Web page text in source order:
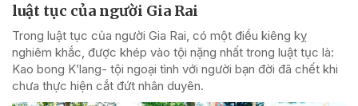
luật tục của người Gia Rai
Trong luật tục của người Gia Rai, có một điều kiêng kỵ
nghiêm khắc, được khép vào tội nặng nhất trong luật tục là:
Kao bong K’lang- tội ngoại tình với người bạn đời đã chết khi
chưa thực hiện cắt đứt nhân duyên.